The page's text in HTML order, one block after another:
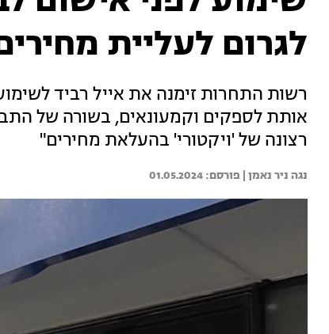
לגרום לעליית
רשות התחרות זימנה את אייל רביד
רצונה של 'ויקטורי' בהעלאת מחירים"
נגה ניר נאמן | 01.05.2024